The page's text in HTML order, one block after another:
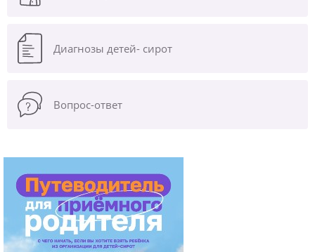
Диагнозы детей- сирот
Вопрос-ответ